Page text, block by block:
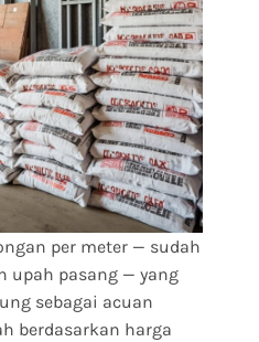
per meter — sudah
upah pasang — yang
sebagai acuan
berdasarkan harga